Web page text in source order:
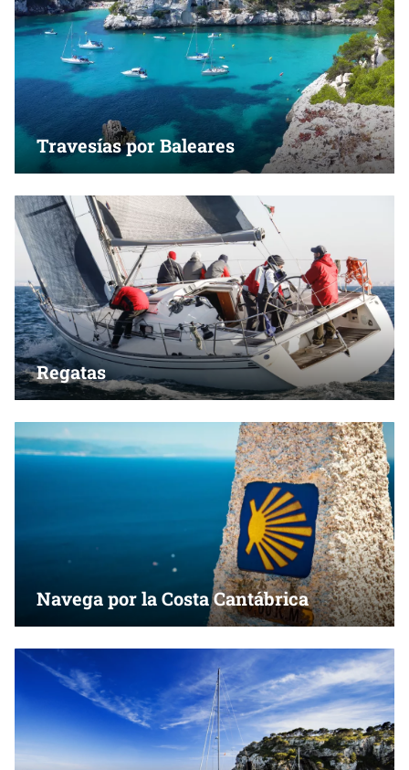
Travesías por Baleares
Regatas
Navega por la Costa Cantábrica